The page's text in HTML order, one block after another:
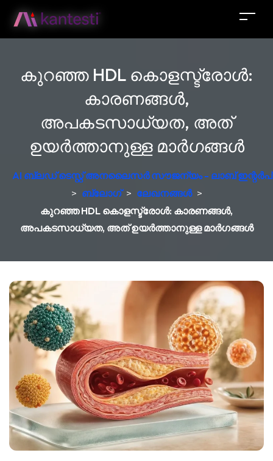
കുറഞ്ഞ HDL കൊളസ്ട്രോൾ:
കാരണങ്ങൾ,
അപകടസാധ്യത, അത്
ഉയർത്താനുള്ള മാർഗങ്ങൾ
AI ബ്ലഡ് ടെസ്റ്റ് അനലൈസർ സൗജന്യം - ലാബ്
> ബ്ലോഗ് > ലേഖനങ്ങൾ >
കുറഞ്ഞ HDL കൊളസ്ട്രോൾ: കാരണങ്ങൾ,
അപകടസാധ്യത, അത് ഉയർത്താനുള്ള മാർഗങ്ങൾ